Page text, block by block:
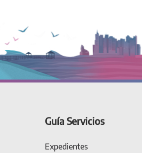
Guía Servicios
Expedientes